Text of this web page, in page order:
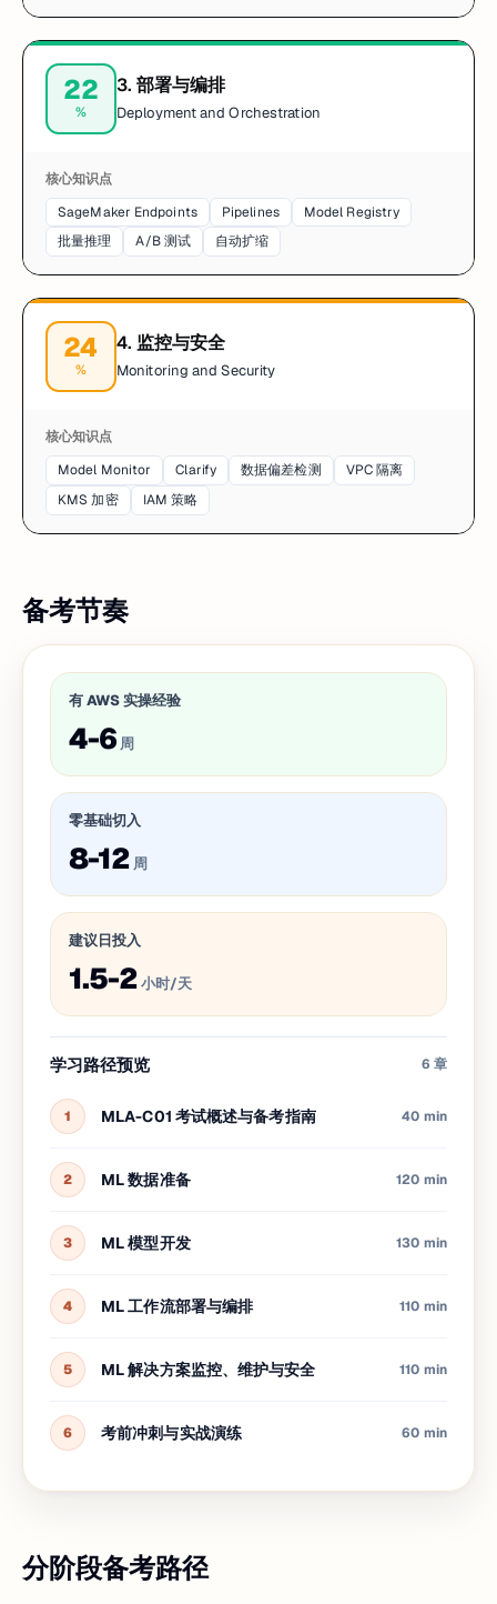
22
%
3. 部署与编排
Deployment and Orchestration
核心知识点
SageMaker Endpoints
Pipelines
Model Registry
批量推理
A/B 测试 自动扩缩
24
%
4. 监控与安全
Monitoring and Security
核心知识点
Model Monitor
Clarify 数据偏差检测
VPC 隔离
KMS 加密
IAM 策略
备考节奏
有 AWS 实操经验
4-6 周
零基础切入
8-12 周
建议日投入
1.5-2小时/天
学习路径预览 6 章
1 MLA-C01 考试概述与备考指南 40 min
2 ML 数据准备 120 min
3 ML 模型开发 130 min
4 ML 工作流部署与编排 110 min
5 ML 解决方案监控、维护与安全 110 min
6 考前冲刺与实战演练 60 min
分阶段备考路径